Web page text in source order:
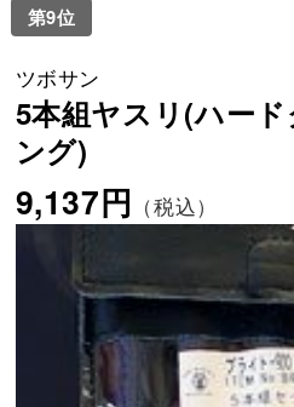
第9位
ツボサン
5本組ヤスリ(ハー
ング)
9,137円 （税込）